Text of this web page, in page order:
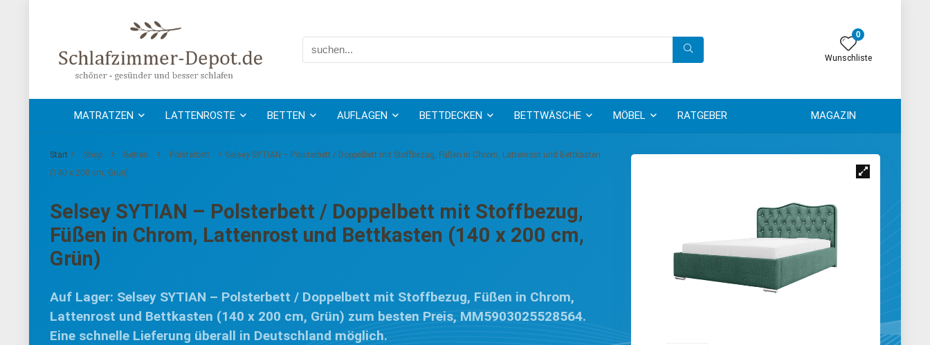
0
Wunschliste
MATRATZEN LATTENROSTE BETTEN AUFLAGEN BETTDECKEN BETTWÄSCHE MÖBEL RATGEBER MAGAZIN
Start Shop Betten Polsterbett
Selsey SYTIAN – Polsterbett / Doppelbett mit Stoffbezug, Füßen in Chrom, Lattenrost und Bettkasten
(140 x 200 cm, Grün)
Selsey SYTIAN – Polsterbett / Doppelbett mit Stoffbezug,
Füßen in Chrom, Lattenrost und Bettkasten (140 x 200 cm,
Grün)
Auf Lager: Selsey SYTIAN – Polsterbett / Doppelbett mit Stoffbezug, Füßen in Chrom,
Lattenrost und Bettkasten (140 x 200 cm, Grün) zum besten Preis, MM5903025528564.
Eine schnelle Lieferung überall in Deutschland möglich.